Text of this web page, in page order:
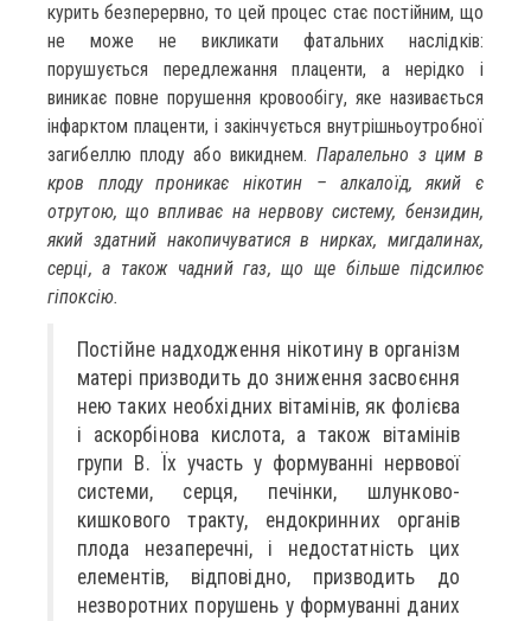
курить безперервно, то цей процес стає постійним, що
не може не викликати фатальних наслідків:
порушується передлежання плаценти, а нерідко і
виникає повне порушення кровообігу, яке називається
інфарктом плаценти, і закінчується внутрішньоутробної
загибеллю плоду або викиднем. Паралельно з цим в
кров плоду проникає нікотин – алкалоїд, який є
отрутою, що впливає на нервову систему, бензидин,
який здатний накопичуватися в нирках, мигдалинах,
серці, а також чадний газ, що ще більше підсилює
гіпоксію.
Постійне надходження нікотину в організм
матері призводить до зниження засвоєння
нею таких необхідних вітамінів, як фолієва
і аскорбінова кислота, а також вітамінів
групи B. Їх участь у формуванні нервової
системи, серця, печінки, шлунково-
кишкового тракту, ендокринних органів
плода незаперечні, і недостатність цих
елементів, відповідно, призводить до
незворотних порушень у формуванні даних